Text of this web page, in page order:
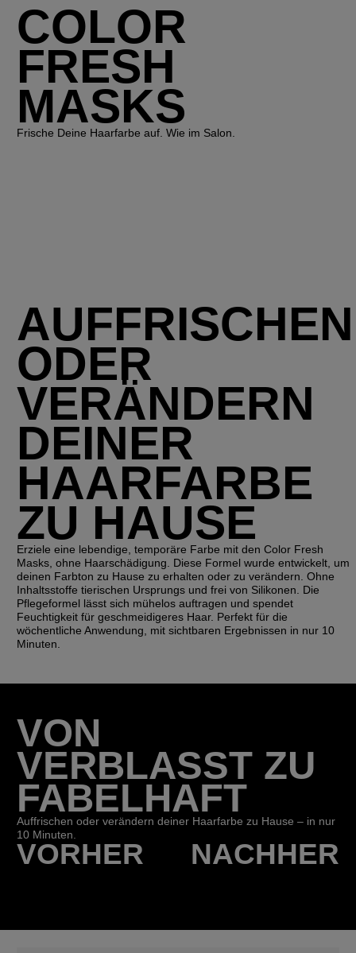
COLOR
FRESH
MASKS
Frische Deine Haarfarbe auf. Wie im Salon.
AUFFRISCHEN
ODER
VERÄNDERN
DEINER
HAARFARBE
ZU HAUSE
Erziele eine lebendige, temporäre Farbe mit den Color Fresh
Masks, ohne Haarschädigung. Diese Formel wurde entwickelt, um
deinen Farbton zu Hause zu erhalten oder zu verändern. Ohne
Inhaltsstoffe tierischen Ursprungs und frei von Silikonen. Die
Pflegeformel lässt sich mühelos auftragen und spendet
Feuchtigkeit für geschmeidigeres Haar. Perfekt für die
wöchentliche Anwendung, mit sichtbaren Ergebnissen in nur 10
Minuten.
VON
VERBLASST ZU
FABELHAFT
Auffrischen oder verändern deiner Haarfarbe zu Hause – in nur
10 Minuten.
VORHER NACHHER